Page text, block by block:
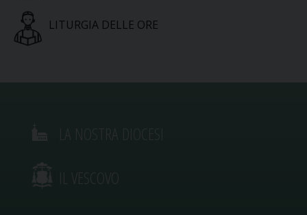
LITURGIA DELLE ORE
IL VESCOVO